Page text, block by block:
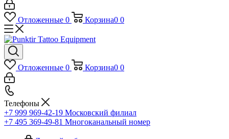
Отложенные 0 Корзина0 0
Отложенные 0 Корзина0 0
Телефоны
+7 999 969-42-19 Московский филиал
+7 495 369-49-81 Многоканальный номер